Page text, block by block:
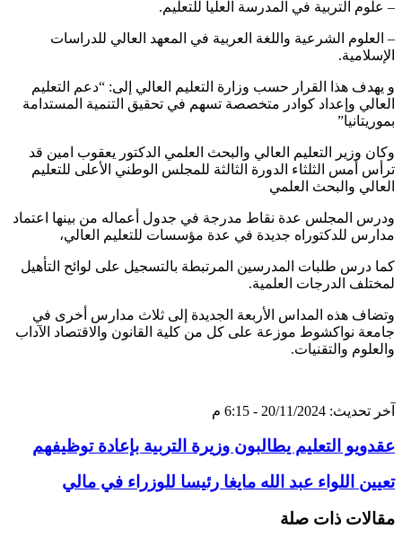
– علوم التربية في المدرسة العليا للتعليم.
– العلوم الشرعية واللغة العربية في المعهد العالي للدراسات
الإسلامية.
و يهدف هذا القرار حسب وزارة التعليم العالي إلى: “دعم التعليم
العالي وإعداد كوادر متخصصة تسهم في تحقيق التنمية المستدامة
بموريتانيا”
وكان وزير التعليم العالي والبحث العلمي الدكتور يعقوب امين قد
ترأس أمس الثلثاء الدورة الثالثة للمجلس الوطني الأعلى للتعليم
العالي والبحث العلمي
ودرس المجلس عدة نقاط مدرجة في جدول أعماله من بينها اعتماد
مدارس للدكتوراه جديدة في عدة مؤسسات للتعليم العالي،
كما درس طلبات المدرسين المرتبطة بالتسجيل على لوائح التأهيل
لمختلف الدرجات العلمية.
وتضاف هذه المداس الأربعة الجديدة إلى ثلاث مدارس أخرى في
جامعة نواكشوط موزعة على كل من كلية القانون والاقتصاد الآداب
والعلوم والتقنيات.
آخر تحديث: 20/11/2024 - 6:15 م
عقدويو التعليم يطالبون وزيرة التربية بإعادة توظيفهم
تعيين اللواء عبد الله مايغا رئيسا للوزراء في مالي
مقالات ذات صلة